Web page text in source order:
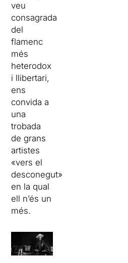
veu
consagrada
del
flamenc
més
heterodox
i llibertari,
ens
convida a
una
trobada
de grans
artistes
«vers el
desconegut»
en la qual
ell n’és un
més.